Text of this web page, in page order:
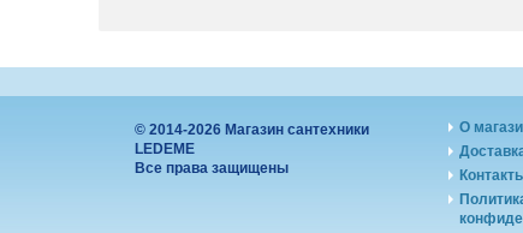
© 2014-2026 Магазин сантехники
LEDEME
Все права защищены
О